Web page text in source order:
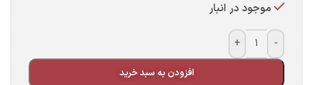
موجود در انبار
-
+
افزودن به سبد خرید